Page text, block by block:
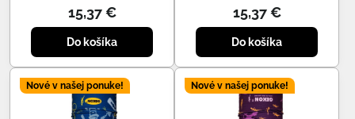
15,37 €
Do košíka
15,37 €
Do košíka
Nové v našej ponuke! Nové v našej ponuke!